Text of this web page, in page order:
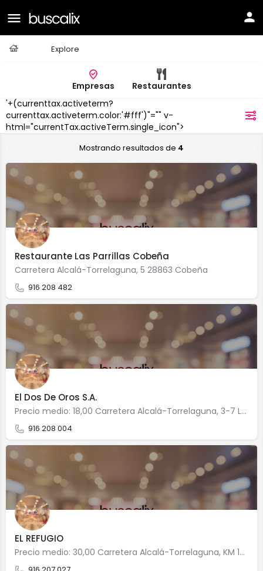
Explore
Empresas
Restaurantes
'+(currenttax.activeterm?
currenttax.activeterm.color:'#fff')"="" v-
html="currentTax.activeTerm.single_icon">
Cobeña
Mostrando resultados de 4
Restaurante Las Parrillas Cobeña
Carretera Alcalá-Torrelaguna, 5 28863 Cobeña
916 208 482
El Dos De Oros S.A.
Precio medio: 18,00 Carretera Alcalá-Torrelaguna, 3-7 LOCAL 28863 Cobeña
916 208 004
EL REFUGIO
Precio medio: 30,00 Carretera Alcalá-Torrelaguna, KM 15,500 BAJO 28863 Cobeña